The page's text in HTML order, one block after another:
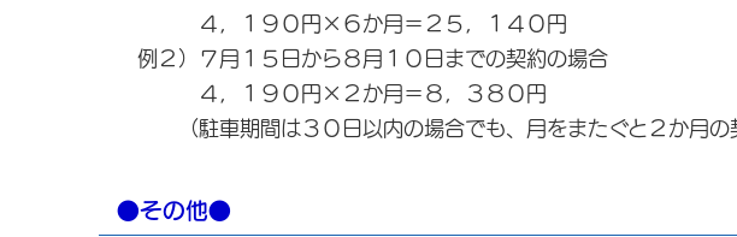
４，１９０円×６か月＝２５，１４０円
例２）７月１５日から８月１０日までの契約の場合
４，１９０円×２か月＝８，３８０円
（駐車期間は３０日以内の場合でも、月をまたぐと２か月の契
●その他●